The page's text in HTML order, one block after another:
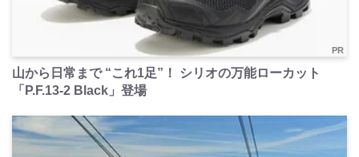
PR
山から日常まで “これ1足”！ シリオの万能ローカット
「P.F.13-2 Black」登場